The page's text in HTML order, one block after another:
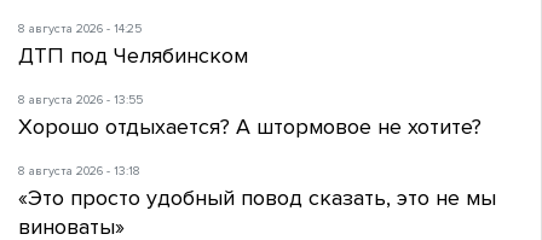
8 августа 2026 - 14:25
ДТП под Челябинском
8 августа 2026 - 13:55
Хорошо отдыхается? А штормовое не хотите?
8 августа 2026 - 13:18
«Это просто удобный повод сказать, это не мы
виноваты»